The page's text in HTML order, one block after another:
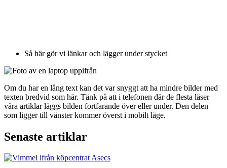
Så här gör vi länkar och lägger under stycket
Om du har en lång text kan det var snyggt att ha mindre bilder med
texten bredvid som här. Tänk på att i telefonen där de flesta läser
våra artiklar läggs bilden fortfarande över eller under. Den delen
som ligger till vänster kommer överst i mobilt läge.
Senaste artiklar